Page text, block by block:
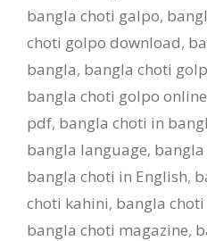
bangla choti galpo,
choti golpo download,
bangla, bangla choti
bangla choti golpo online
pdf, bangla choti in
bangla language,
bangla choti in English,
choti kahini, bangla choti
bangla choti magazine,